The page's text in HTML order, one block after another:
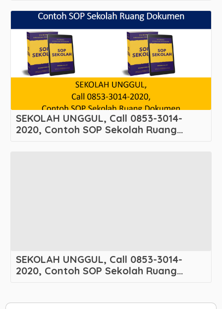
Banyumanik – Kota Semarang
SEKOLAH UNGGUL, Call 0853-3014-
2020, Contoh SOP Sekolah Ruang
SEKOLAH UNGGUL, Call 0853-3014-
2020, Contoh SOP Sekolah Ruang
Administrasi Jakarta Pusat